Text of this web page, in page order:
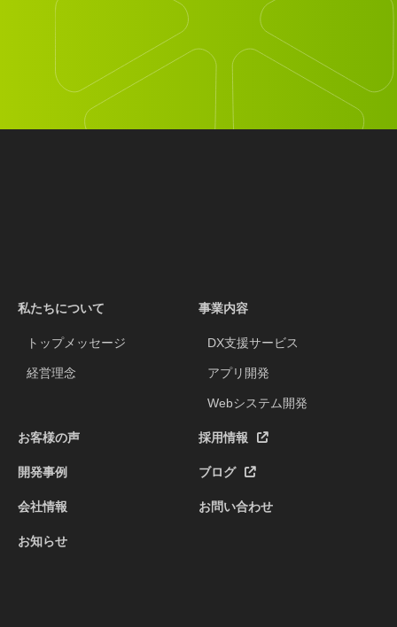
私たちについて
トップメッセージ
経営理念
事業内容
DX支援サービス
アプリ開発
Webシステム開発
お客様の声
開発事例
会社情報
お知らせ
採用情報
ブログ
お問い合わせ